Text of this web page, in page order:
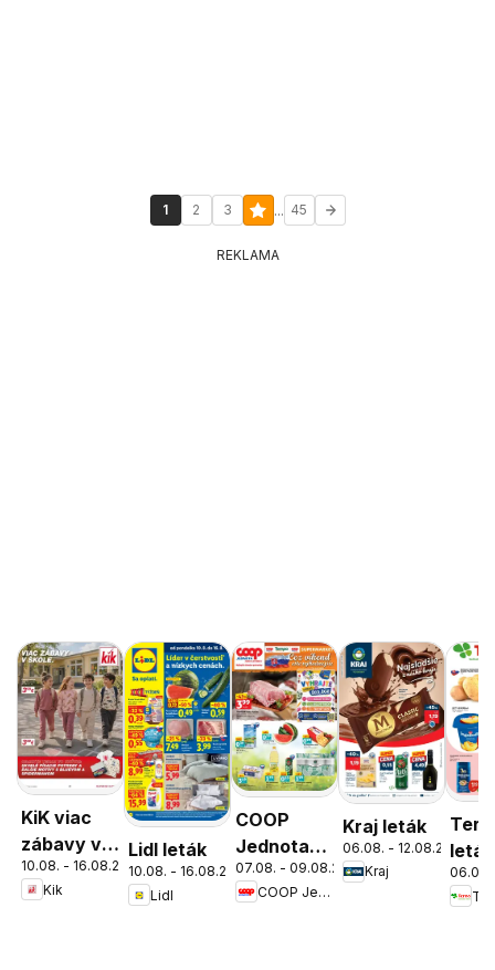
1 2 3 ... 45
REKLAMA
KiK viac
zábavy v
škole
10.08. - 16.08.2026
Kik
Lidl leták
10.08. - 16.08.2026
Lidl
COOP
Jednota
cez víkend
ešte
07.08. - 09.08.2026
COOP Jednota
Kraj leták
06.08. - 12.08.2026
Kraj
leták
06.08.